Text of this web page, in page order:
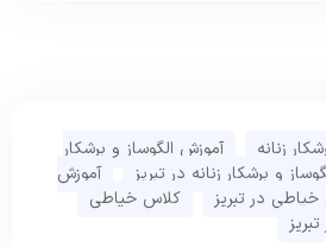
زنانه ,
آموزش الگوساز و برشکار
و برشکار زنانه در تبریز ,
آموزش
در تبریز , کلاس خیاطی ,